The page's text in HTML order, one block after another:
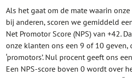
Als het gaat om de mate waarin
bij anderen, scoren we gemiddeld
Net Promotor Score (NPS) van +42.
onze klanten ons een 9 of 10 geven,
‘promotors’. Nul procent geeft ons
Een NPS-score boven 0 wordt over